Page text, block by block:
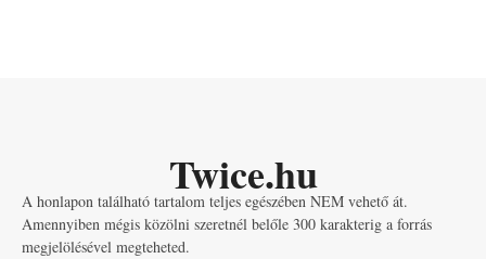
Twice.hu
A honlapon található tartalom teljes egészében NEM vehető át.
Amennyiben mégis közölni szeretnél belőle 300 karakterig a forrás
megjelölésével megteheted.